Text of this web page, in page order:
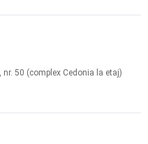
nr. 50 (complex Cedonia la etaj)